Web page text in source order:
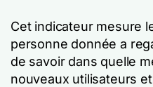
Cet indicateur mesure
personne donnée a
de savoir dans quelle
nouveaux utilisateurs